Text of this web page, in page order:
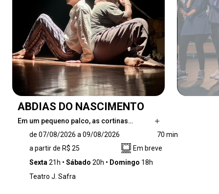
ABDIAS DO NASCIMENTO
Em um pequeno palco, as cortinas…
fechadas, é o primeiro dia de ensaio de uma
peça que pretende não apenas revisitar a
história de um dos maiores ícones da luta pela
as emoções, os desafios e as vivências de
de 07/08/2026 a 09/08/2026
70 min
a partir de R$ 25
Em breve
Sexta 21h Sábado 20h Domingo 18h
Teatro J. Safra